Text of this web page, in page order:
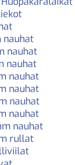
nauhat
nauhat
nauhat
nauhat
nauhat
nauhat
nauhat
nauhat
rullat